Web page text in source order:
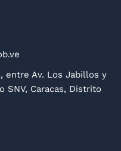
entre Av. Los Jabillos y
SNV, Caracas, Distrito